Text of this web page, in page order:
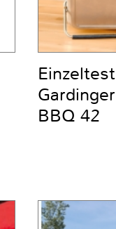
Einzeltest
Gardinger
BBQ 42